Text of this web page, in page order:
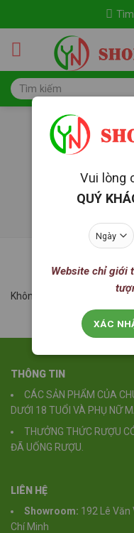
Tìm
kiếm:
Không tìm thấy sản phẩm
THÔNG TIN
CÁC SẢN PHẨM CỦA
DƯỚI 18 TUỔI VÀ PHỤ NỮ
THƯỞNG THỨC RƯỢU
ĐÃ UỐNG RƯỢU.
LIÊN HỆ
Showroom: 192 Lê Văn
Chí Minh
Vui lòng
QUÝ
Website chỉ giới
XÁC